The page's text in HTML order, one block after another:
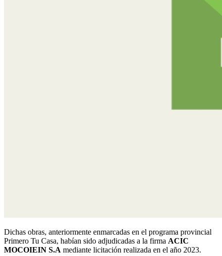
Dichas obras, anteriormente enmarcadas en el programa provincial
Primero Tu Casa, habían sido adjudicadas a la firma ACIC
MOCOIEIN S.A mediante licitación realizada en el año 2023.